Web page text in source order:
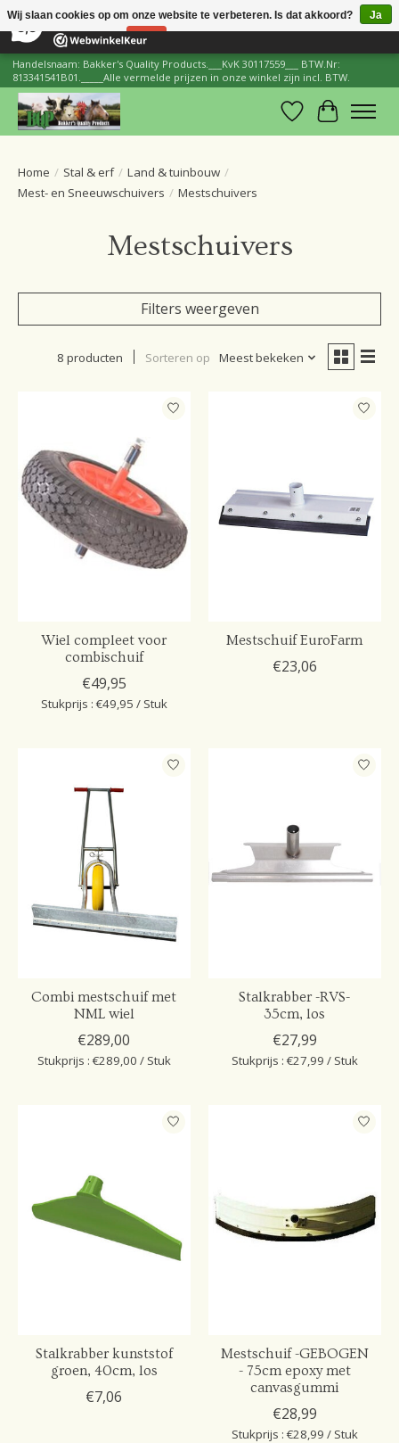
206 Reviews ×
Handelsnaam: Bakker's Quality Products.___KvK 30117559___ BTW.Nr:
813341541B01._____Alle vermelde prijzen in onze winkel zijn incl. BTW.
Verlanglijst
Home / Stal & erf / Land & tuinbouw /
Mest- en Sneeuwschuivers / Mestschuivers
Mestschuivers
Filters weergeven
8 producten Sorteren op Meest bekeken
Wiel compleet voor
combischuif
€49,95
Stukprijs : €49,95 / Stuk
Mestschuif EuroFarm
€23,06
Combi mestschuif met
NML wiel
€289,00
Stukprijs : €289,00 / Stuk
Stalkrabber -RVS-
35cm, los
€27,99
Stukprijs : €27,99 / Stuk
Stalkrabber kunststof
groen, 40cm, los
€7,06
Mestschuif -GEBOGEN
- 75cm epoxy met
canvasgummi
€28,99
Stukprijs : €28,99 / Stuk
Wij slaan cookies op om onze website te verbeteren. Is dat akkoord?
Ja
Nee